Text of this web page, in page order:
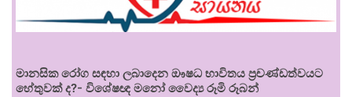
මානසික රෝග සඳහා ලබාදෙන ඖෂධ භාවිතය ප්‍රචණ්ඩත්වයට
හේතුවක් ද?- විශේෂඥ මනෝ වෛද්‍ය රූමි රූබන්